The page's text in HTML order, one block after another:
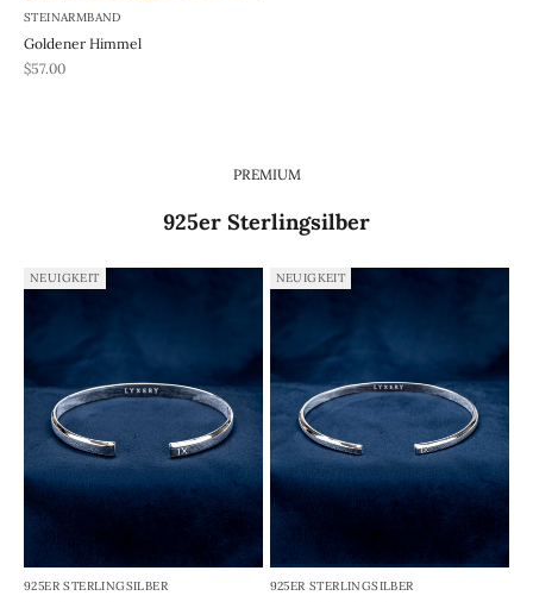
STEINARMBAND
Goldener Himmel
REA-pris
$57.00
PREMIUM
925er Sterlingsilber
NEUIGKEIT
925ER STERLINGSILBER
NEUIGKEIT
925ER STERLINGSILBER